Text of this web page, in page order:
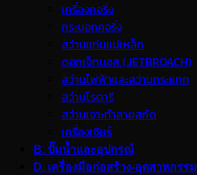
เครื่องคอริ่ง
กระบอกคอริ่ง
สว่านแท่นแม่เหล็ก
ดอกเจ็ทบอส (JETBROACH)
สว่านไฟฟ้าและสว่านกระแทก
สว่านโรตารี
สว่านเจาะทำลายสกัด
เครื่องเจียร์
B. ปั๊มน้ำและอุปกรณ์
D. เครื่องมือก่อสร้าง-อุตสาหกรรม